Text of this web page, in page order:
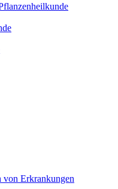
von Erkrankungen